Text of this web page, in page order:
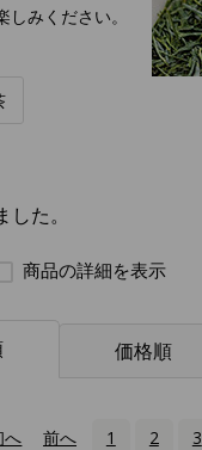
みください。
た。
商品の詳細を表示
価格順
へ 前へ 1 2 3